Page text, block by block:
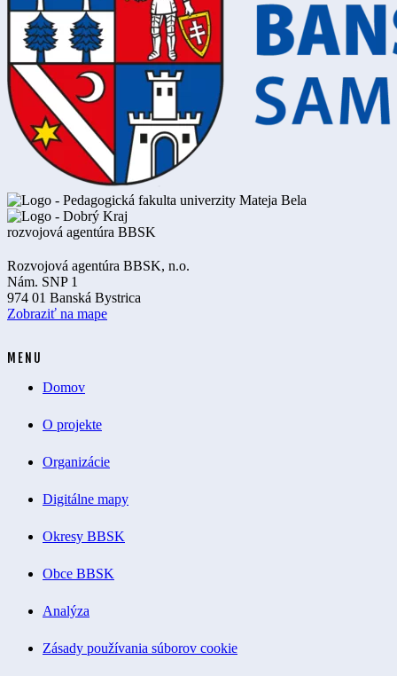
Rozvojová agentúra BBSK, n.o.
Nám. SNP 1
974 01 Banská Bystrica
Zobraziť na mape
MENU
Domov
O projekte
Organizácie
Digitálne mapy
Okresy BBSK
Obce BBSK
Analýza
Zásady používania súborov cookie